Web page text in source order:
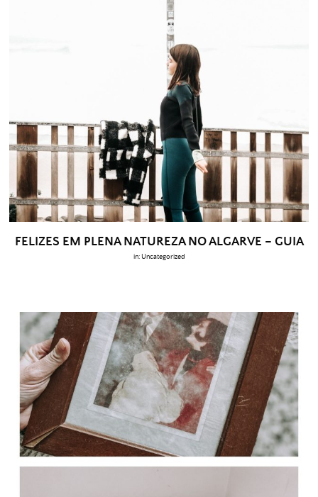
FELIZES EM PLENA NATUREZA NO ALGARVE – GUIA
in: Uncategorized